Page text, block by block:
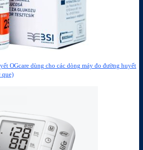
OGcare dùng cho các dòng máy đo đường huyết
que)